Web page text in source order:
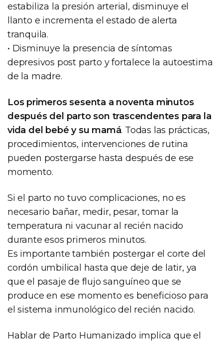
estabiliza la presión arterial, disminuye el
llanto e incrementa el estado de alerta
tranquila.
• Disminuye la presencia de síntomas
depresivos post parto y fortalece la autoestima
de la madre.
Los primeros sesenta a noventa minutos
después del parto son trascendentes para la
vida del bebé y su mamá. Todas las prácticas,
procedimientos, intervenciones de rutina
pueden postergarse hasta después de ese
momento.
Si el parto no tuvo complicaciones, no es
necesario bañar, medir, pesar, tomar la
temperatura ni vacunar al recién nacido
durante esos primeros minutos.
Es importante también postergar el corte del
cordón umbilical hasta que deje de latir, ya
que el pasaje de flujo sanguíneo que se
produce en ese momento es beneficioso para
el sistema inmunológico del recién nacido.
Hablar de Parto Humanizado implica que el